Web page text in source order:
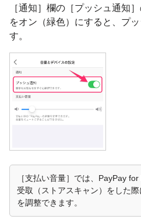
［通知］欄の［プッシュ通知
をオン（緑色）にすると、プ
す。
［支払い音量］では、PayPay
受取（ストアスキャン）をした
を調整できます。